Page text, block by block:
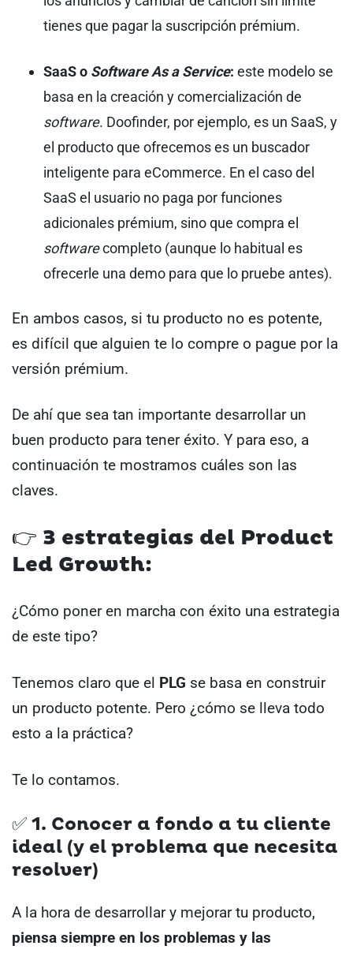
tienes que pagar la suscripción prémium.
SaaS o Software As a Service: este modelo se
basa en la creación y comercialización de
software. Doofinder, por ejemplo, es un SaaS, y
el producto que ofrecemos es un buscador
inteligente para eCommerce. En el caso del
SaaS el usuario no paga por funciones
adicionales prémium, sino que compra el
softwarecompleto (aunque lo habitual es
ofrecerle una demo para que lo pruebe antes).
En ambos casos, si tu producto no es potente,
es difícil que alguien te lo compre o pague por la
versión prémium.
De ahí que sea tan importante desarrollar un
buen producto para tener éxito. Y para eso, a
continuación te mostramos cuáles son las
claves.
👉 3 estrategias del Product
Led Growth:
¿Cómo poner en marcha con éxito una estrategia
de este tipo?
Tenemos claro que el PLG se basa en construir
un producto potente. Pero ¿cómo se lleva todo
esto a la práctica?
Te lo contamos.
✅ 1. Conocer a fondo a tu cliente
ideal (y el problema que necesita
resolver)
A la hora de desarrollar y mejorar tu producto,
piensa siempre en los problemas y las